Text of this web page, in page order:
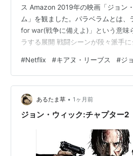
ス Amazon 2019年の映画「ジョン
ム」を観ました。パラベラムとは
for war(戦争に備えよ)」という意味
ラする展開 戦闘シーンが段々派手
など映像、景色が綺麗映像や音楽が
ビックリ落ちたから死ぬと思った「
クション見応えあり ジョン・ウィ
タジーみたいな感じに思えてきまし
後の「コンセクエンス(報い)」を観
#Netflix #キアヌ・リーブス #ジ
あるたま草 • 1ヶ月前
ジョン・ウィック:チャプター2